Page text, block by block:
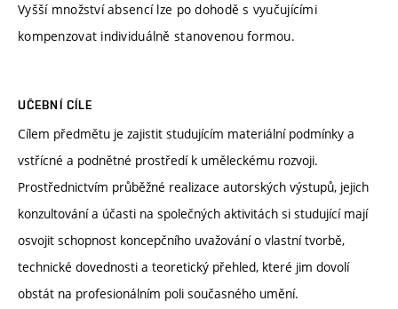
Vyšší množství absencí lze po dohodě s vyučujícími
kompenzovat individuálně stanovenou formou.
UČEBNÍ CÍLE
Cílem předmětu je zajistit studujícím materiální podmínky a
vstřícné a podnětné prostředí k uměleckému rozvoji.
Prostřednictvím průběžné realizace autorských výstupů, jejich
konzultování a účasti na společných aktivitách si studující mají
osvojit schopnost koncepčního uvažování o vlastní tvorbě,
technické dovednosti a teoretický přehled, které jim dovolí
obstát na profesionálním poli současného umění.